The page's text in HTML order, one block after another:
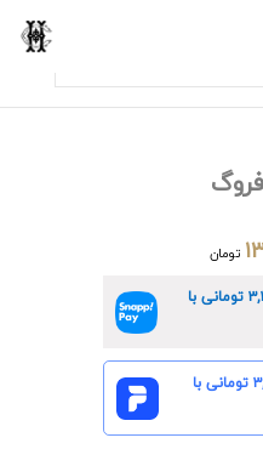
تومان
تومانی با
تومانی با